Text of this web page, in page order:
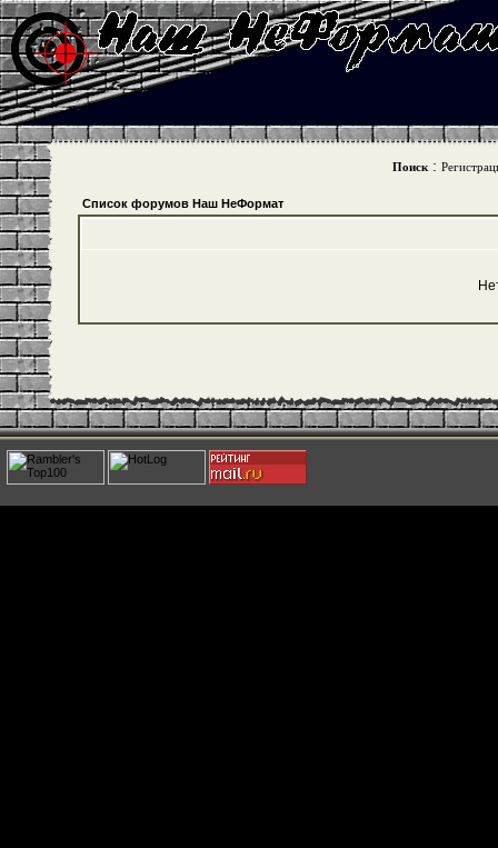
Поиск :
Список форумов Наш НеФормат